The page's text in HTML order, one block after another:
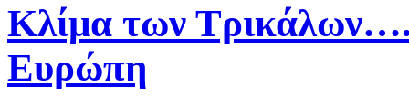
Κλίμα των
Ευρώπη